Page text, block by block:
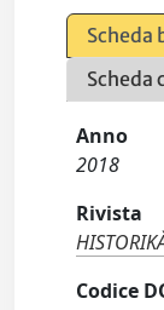
Scheda
Scheda
Anno
2018
Rivista
Codice